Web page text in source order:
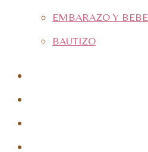
EMBARAZO Y BEBE
BAUTIZO